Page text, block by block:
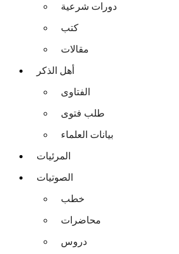
دورات شرعية
كتب
مقالات
أهل الذكر
الفتاوى
طلب فتوى
بيانات العلماء
المرئيات
الصوتيات
خطب
محاضرات
دروس